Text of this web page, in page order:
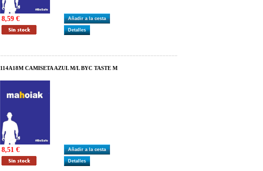
8,59 € Añadir a la cesta
Detalles
114A18M CAMISETA AZUL M/L BYC TASTE M
8,51 € Añadir a la cesta
Detalles